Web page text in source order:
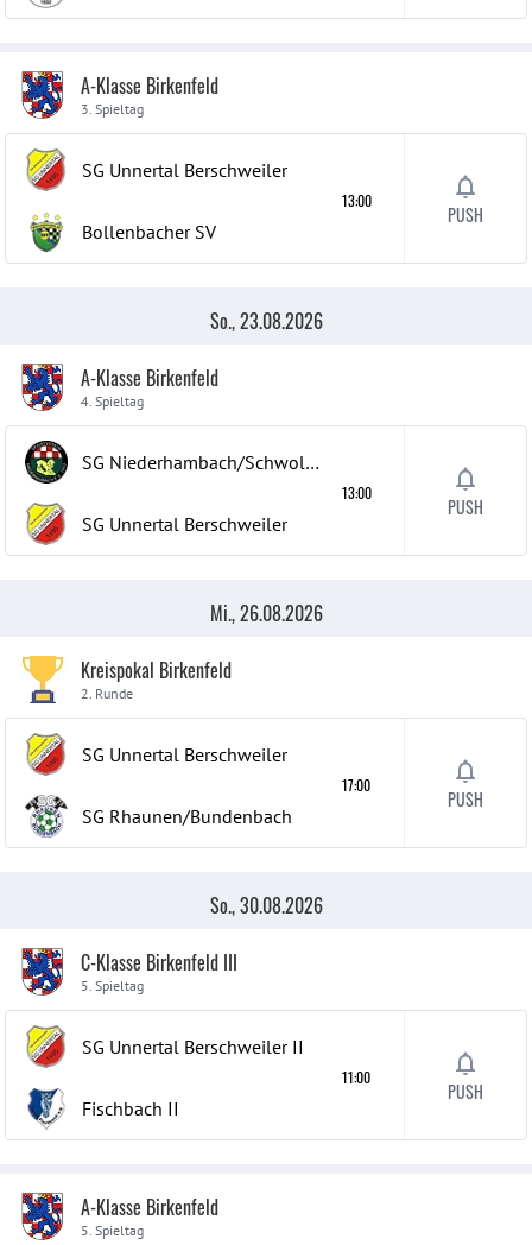
A-Klasse Birkenfeld
3. Spieltag
SG Unnertal Berschweiler
Bollenbacher SV
13:00
PUSH
So., 23.08.2026
A-Klasse Birkenfeld
4. Spieltag
SG Niederhambach/Schwollen
SG Unnertal Berschweiler
13:00
PUSH
Mi., 26.08.2026
Kreispokal Birkenfeld
2. Runde
SG Unnertal Berschweiler
SG Rhaunen/Bundenbach
17:00
PUSH
So., 30.08.2026
C-Klasse Birkenfeld III
5. Spieltag
SG Unnertal Berschweiler II
Fischbach II
11:00
PUSH
A-Klasse Birkenfeld
5. Spieltag